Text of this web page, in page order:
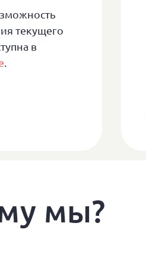
текущего
в
мы?